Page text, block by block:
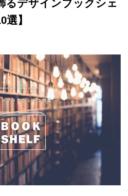
るデザインブックシェ
】